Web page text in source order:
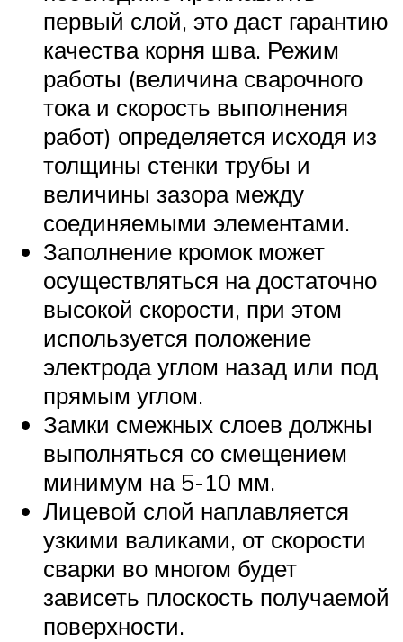
первый слой, это даст гарантию
качества корня шва. Режим
работы (величина сварочного
тока и скорость выполнения
работ) определяется исходя из
толщины стенки трубы и
величины зазора между
соединяемыми элементами.
Заполнение кромок может
осуществляться на достаточно
высокой скорости, при этом
используется положение
электрода углом назад или под
прямым углом.
Замки смежных слоев должны
выполняться со смещением
минимум на 5-10 мм.
Лицевой слой наплавляется
узкими валиками, от скорости
сварки во многом будет
зависеть плоскость получаемой
поверхности.